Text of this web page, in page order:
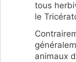
tous
le
animaux